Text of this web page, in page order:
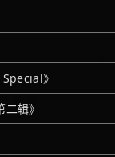
》
二辑》